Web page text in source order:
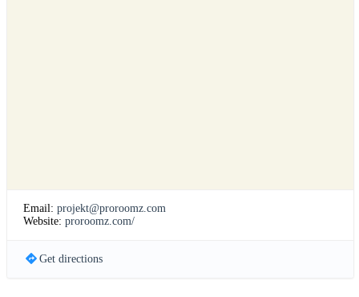
Email: projekt@proroomz.com
Website: proroomz.com/
Get directions